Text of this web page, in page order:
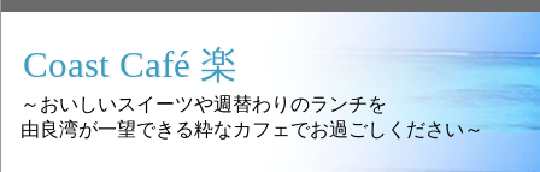
Coast Café 楽
～おいしいスイーツや週替わりのランチを
由良湾が一望できる粋なカフェでお過ごしください～